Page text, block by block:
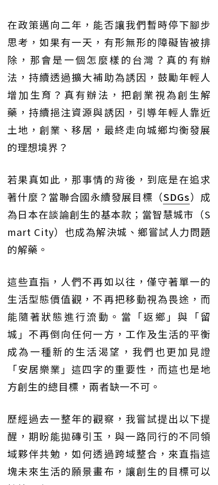
在政策邁向二年，能否讓我們暫時停下腳步
思考，如果有一天，有形無形的障礙皆被排
除，那會是一個怎麼樣的台灣？真的有辦
法，持續透過擴大補助為誘因，鼓勵年輕人
增加生育？真有辦法，把創業視為創生解
藥，持續挹注資源與誘因，引導年輕人靠近
土地，創業、移居，最終走向城鄉均衡發展
的理想境界？
若果真如此，那事情的背後，到底是在追求
著什麼？當聯合國永續發展目標（SDGs）成
為日本在談論創生的基本款；當智慧城市（S
mart City）也成為解決城、鄉嘗試人力問題
的解藥。
這些直指，人們不再如以往，僅守著單一的
生活型態價值觀，不再把移動視為畏途，而
能隨著狀態進行流動。當「返鄉」與「留
城」不再倒向任何一方，工作及生活的平衡
成為一種新的生活渴望，我們也更加見證
「安居樂業」這四字的重要性，而這也是地
方創生的總目標，兩者缺一不可。
歷經過去一整年的觀察，我嘗試提出以下提
醒，期盼能拋磚引玉，與一路同行的不同領
域夥伴共勉，如何透過跨域整合，來直指這
塊未來生活的願景畫布，讓創生的目標可以